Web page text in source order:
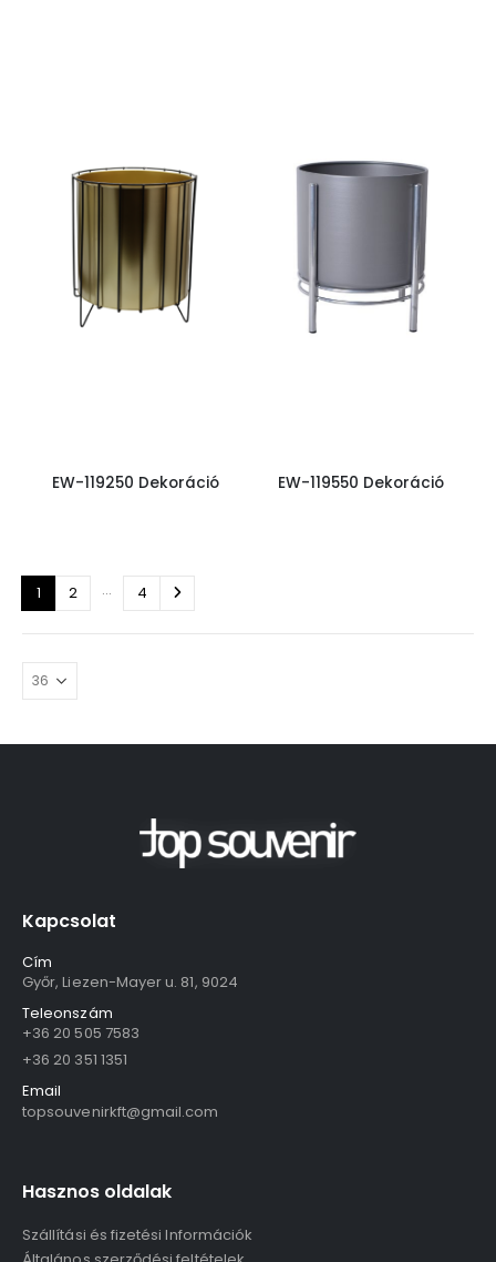
EW-119250 Dekoráció EW-119550 Dekoráció
1 2 … 4
Kapcsolat
Cím
Győr, Liezen-Mayer u. 81, 9024
Teleonszám
+36 20 505 7583
+36 20 351 1351
Email
topsouvenirkft@gmail.com
Hasznos oldalak
Szállítási és fizetési Információk